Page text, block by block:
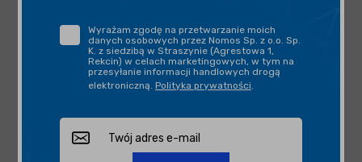
Wyrażam zgodę na przetwarzanie moich
danych osobowych przez Nomos Sp. z o.o. Sp.
K. z siedzibą w Straszynie (Agrestowa 1,
Rekcin) w celach marketingowych, w tym na
przesyłanie informacji handlowych drogą
elektroniczną. Polityka prywatności.